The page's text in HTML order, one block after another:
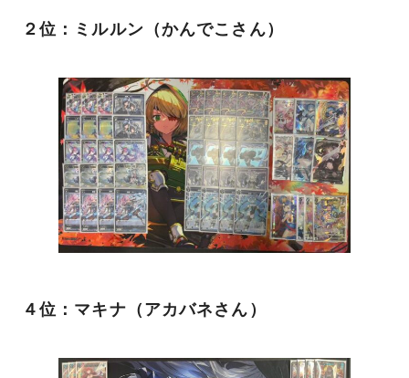
２位：ミルルン（かんでこさん）
４位：マキナ（アカバネさん）